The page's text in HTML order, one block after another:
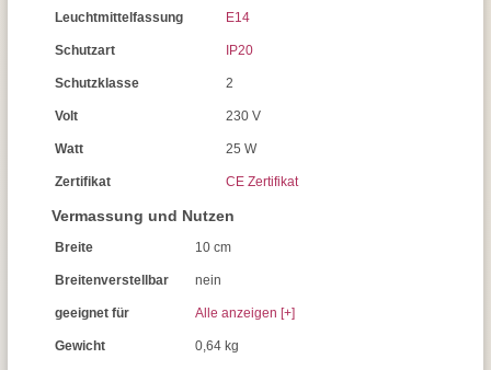
Leuchtmittelfassung E14
Schutzart IP20
Schutzklasse 2
Volt 230 V
Watt 25 W
Zertifikat CE Zertifikat
Vermassung und Nutzen
Breite 10 cm
Breitenverstellbar nein
geeignet für Alle anzeigen [+]
Gewicht 0,64 kg